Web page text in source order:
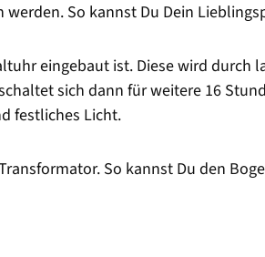
So kannst Du Dein
eingebaut ist. Diese wird
sich dann für weitere 16
festliches Licht.
So kannst Du den